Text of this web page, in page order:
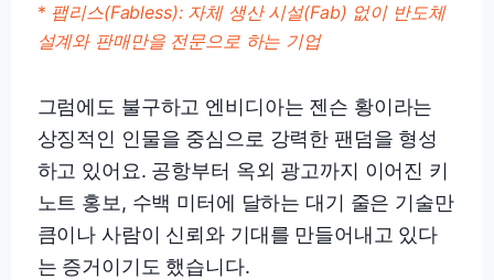
* 팹리스(Fabless): 자체 생산 시설(Fab) 없이 반도체
설계와 판매만을 전문으로 하는 기업
그럼에도 불구하고 엔비디아는 젠슨 황이라는
상징적인 인물을 중심으로 강력한 팬덤을 형성
하고 있어요. 공항부터 옥외 광고까지 이어진 키
노트 홍보, 수백 미터에 달하는 대기 줄은 기술만
큼이나 사람이 신뢰와 기대를 만들어내고 있다
는 증거이기도 했습니다.